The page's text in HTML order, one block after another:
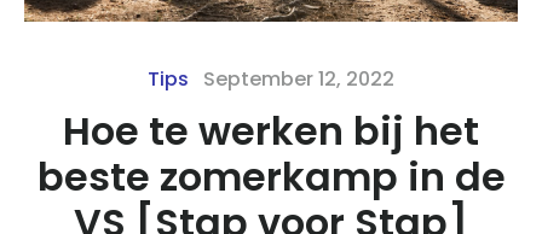
Tips September 12, 2022
Hoe te werken bij het
beste zomerkamp in de
VS [Stap voor Stap]